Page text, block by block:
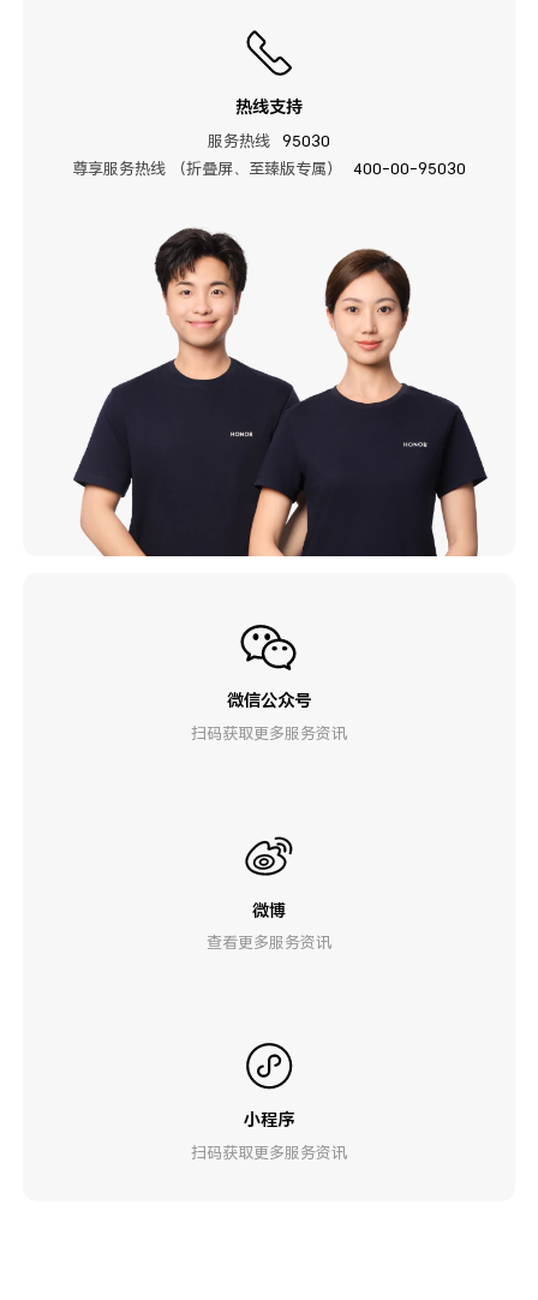
热线支持
服务热线
95030
尊享服务热线 （折叠屏、至臻版专属）
400-00-95030
微信公众号
扫码获取更多服务资讯
微博
查看更多服务资讯
小程序
扫码获取更多服务资讯